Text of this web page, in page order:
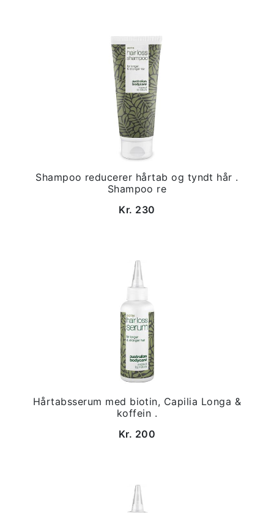
Shampoo reducerer hårtab og tyndt hår .
Shampoo re
Kr. 230
Hårtabsserum med biotin, Capilia Longa &
koffein .
Kr. 200